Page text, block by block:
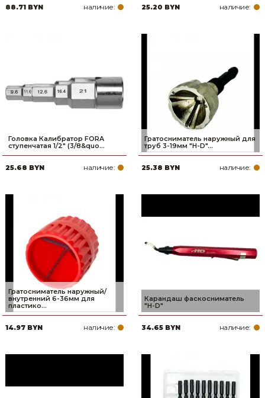
88.71 BYN наличие: 25.20 BYN наличие:
Головка Калибратор FORA
ступенчатая 1/2" (3/8&quo...
25.68 BYN наличие:
Гратосниматель наружный для
труб 3-19мм "H-D"...
25.38 BYN наличие:
Гратосниматель наружный/
внутренний 6-36мм для
пластико...
14.97 BYN наличие:
Карандаш фаскосниматель
"H-D"
34.65 BYN наличие: